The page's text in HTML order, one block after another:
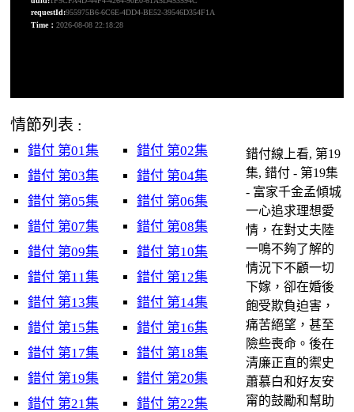
情節列表 :
錯付 第01集
錯付 第02集
錯付 第03集
錯付 第04集
錯付 第05集
錯付 第06集
錯付 第07集
錯付 第08集
錯付 第09集
錯付 第10集
錯付 第11集
錯付 第12集
錯付 第13集
錯付 第14集
錯付 第15集
錯付 第16集
錯付 第17集
錯付 第18集
錯付 第19集
錯付 第20集
錯付 第21集
錯付 第22集
錯付線上看, 第19
集, 錯付 - 第19集
- 富家千金孟傾城
一心追求理想愛
情，在對丈夫陸
一鳴不夠了解的
情況下不顧一切
下嫁，卻在婚後
飽受欺負迫害，
痛苦絕望，甚至
險些喪命。後在
清廉正直的禦史
蕭慕白和好友安
甯的鼓勵和幫助